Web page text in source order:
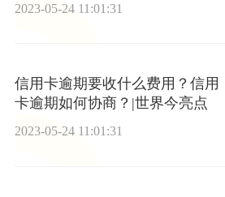
2023-05-24 11:01:31
信用卡逾期要收什么费用？信用
卡逾期如何协商？|世界今亮点
2023-05-24 11:01:31